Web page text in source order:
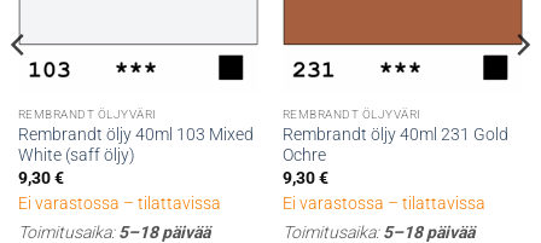
REMBRANDT ÖLJYVÄRI
Rembrandt öljy 40ml 103 Mixed
White (saff öljy)
9,30€
Ei varastossa – tilattavissa
Toimitusaika:5–18 päivää
REMBRANDT ÖLJYVÄRI
Rembrandt öljy 40ml 231 Gold
Ochre
9,30€
Ei varastossa – tilattavissa
Toimitusaika:5–18 päivää